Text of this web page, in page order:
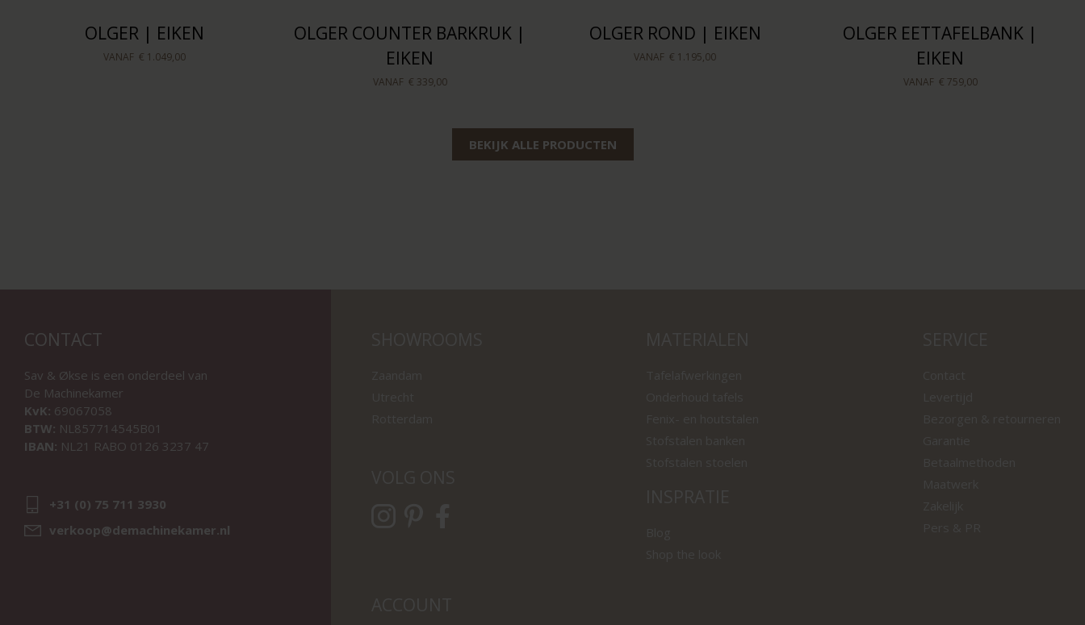
OLGER | EIKEN
VANAF € 1.049,00
OLGER COUNTER BARKRUK |
EIKEN
VANAF € 339,00
OLGER ROND | EIKEN
VANAF € 1.195,00
OLGER EETTAFELBANK |
EIKEN
VANAF € 759,00
BEKIJK ALLE PRODUCTEN
CONTACT
Sav & Økse is een onderdeel van
De Machinekamer
KvK: 69067058
BTW: NL857714545B01
IBAN: NL21 RABO 0126 3237 47
+31 (0) 75 711 3930
verkoop@demachinekamer.nl